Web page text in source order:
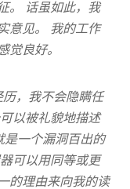
。 话虽如此，我
意见。 我的工作
觉良好。
，我不会隐瞒任
以被礼貌地描述
是一个漏洞百出的
可以用同等或更
的理由来向我的读